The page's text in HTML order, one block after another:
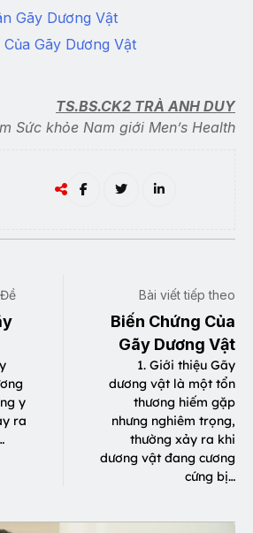
Gãy Dương Vật
Gãy Dương Vật
TS.BS.CK2 TRÀ ANH DUY
Sức khỏe Nam giới Men’s Health
y
ra
Bài viết tiếp theo
Biến Chứng Của
Gãy Dương Vật
1. Giới thiệu Gãy
dương vật là một tổn
thương hiếm gặp
nhưng nghiêm trọng,
thường xảy ra khi
dương vật đang cương
cứng bị…